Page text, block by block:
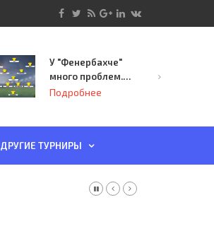
У "Фенербахче"
много проблем.
Но он опасен для
Подробнее
ДРУГИЕ ТУРНИРЫ